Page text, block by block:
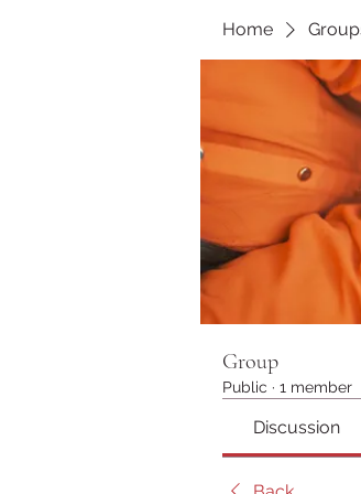
Home
Group
Public · 1 member
Discussion